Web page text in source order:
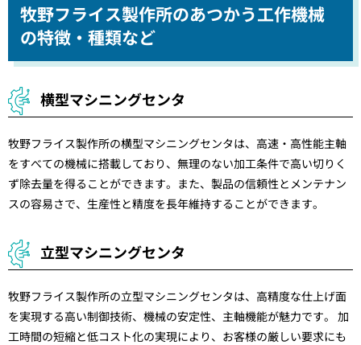
牧野フライス製作所のあつかう工作機械
の特徴・種類など
横型マシニングセンタ
牧野フライス製作所の横型マシニングセンタは、高速・高性能主軸
をすべての機械に搭載しており、無理のない加工条件で高い切りく
ず除去量を得ることができます。また、製品の信頼性とメンテナン
スの容易さで、生産性と精度を長年維持することができます。
立型マシニングセンタ
牧野フライス製作所の立型マシニングセンタは、高精度な仕上げ面
を実現する高い制御技術、機械の安定性、主軸機能が魅力です。 加
工時間の短縮と低コスト化の実現により、お客様の厳しい要求にも